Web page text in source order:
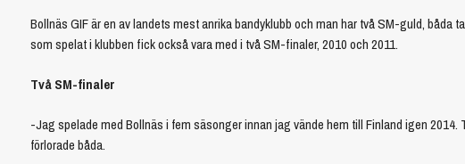
Bollnäs GIF är en av landets mest anrika bandyklubb och man har två SM-guld,
som spelat i klubben fick också vara med i två SM-finaler, 2010 och 2011.
Två SM-finaler
-Jag spelade med Bollnäs i fem säsonger innan jag vände hem till Finland igen
förlorade båda.